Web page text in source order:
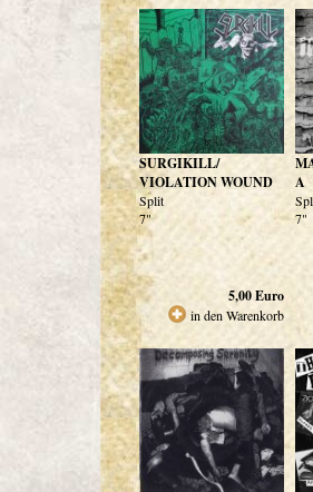
SURGIKILL/
VIOLATION WOUND
Split
7"
5,00Euro
in den Warenkorb
A
7"